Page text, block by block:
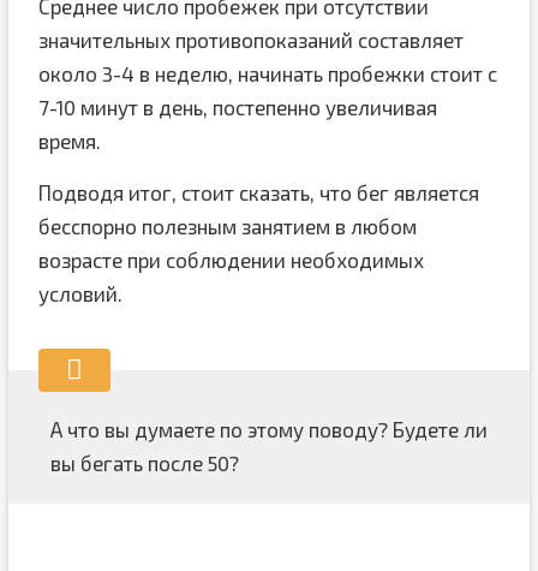
Среднее число пробежек при отсутствии
значительных противопоказаний составляет
около 3-4 в неделю, начинать пробежки стоит с
7-10 минут в день, постепенно увеличивая
время.
Подводя итог, стоит сказать, что бег является
бесспорно полезным занятием в любом
возрасте при соблюдении необходимых
условий.
А что вы думаете по этому поводу? Будете ли
вы бегать после 50?